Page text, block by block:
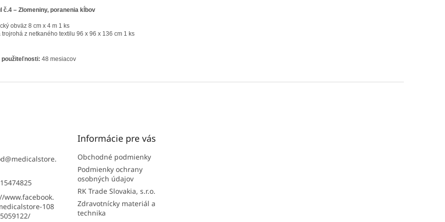
č.4 – Zlomeniny, poranenia kĺbov
obväz 8 cm x 4 m 1 ks
trojrohá z netkaného textilu 96 x 96 x 136 cm 1 ks
použiteľnosti: 48 mesiacov
@medicalstore.
www.facebook.
108
Informácie pre vás
Obchodné podmienky
Podmienky ochrany
osobných údajov
RK Trade Slovakia, s.r.o.
Zdravotnícky materiál a
technika